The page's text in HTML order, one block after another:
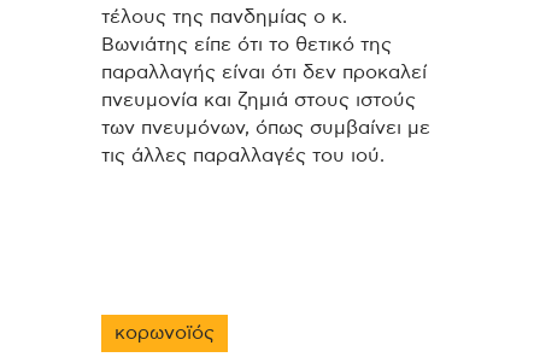
τέλους της πανδημίας ο κ.
Βωνιάτης είπε ότι το θετικό της
παραλλαγής είναι ότι δεν προκαλεί
πνευμονία και ζημιά στους ιστούς
των πνευμόνων, όπως συμβαίνει με
τις άλλες παραλλαγές του ιού.
κορωνοϊός